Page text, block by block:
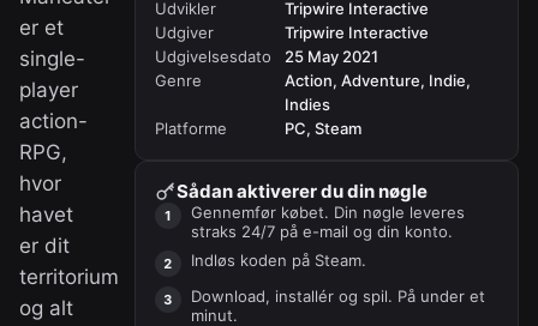
er et
single-
player
action-
RPG,
hvor
havet
er dit
territorium
og alt
Udvikler
Tripwire Interactive
Udgiver
Tripwire Interactive
Udgivelsesdato
25 May 2021
Genre
Action, Adventure, Indie,
Indies
Platforme
PC, Steam
Sådan aktiverer du din nøgle
Gennemfør købet. Din nøgle leveres
straks 24/7 på e-mail og din konto.
Indløs koden på Steam.
Download, installér og spil. På under et
minut.